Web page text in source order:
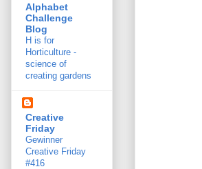
Alphabet
Challenge
Blog
H is for
Horticulture -
science of
creating gardens
Creative
Friday
Gewinner
Creative Friday
#416